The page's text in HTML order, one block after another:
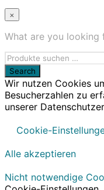
×
What are you looking
Wir nutzen Cookies
Besucherzahlen zu
unserer
Cookie-
Alle akzeptieren
Nicht notwendige